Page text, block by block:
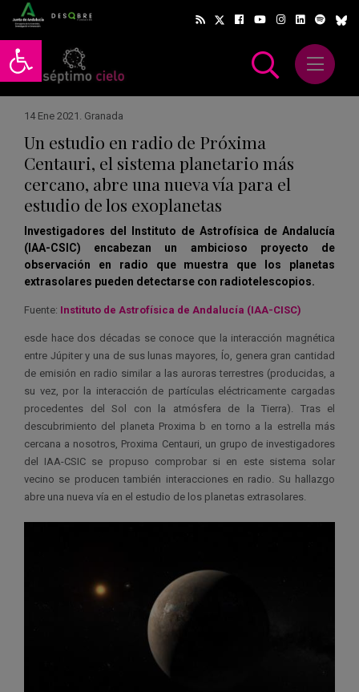
Abrir barra de herramientas
Abrir
14 Ene 2021 . Granada
Un estudio en radio de Próxima
Centauri, el sistema planetario más
cercano, abre una nueva vía para el
estudio de los exoplanetas
Investigadores del Instituto de Astrofísica de Andalucía
(IAA-CSIC) encabezan un ambicioso proyecto de
observación en radio que muestra que los planetas
extrasolares pueden detectarse con radiotelescopios.
Fuente: Instituto de Astrofísica de Andalucía (IAA-CISC)
esde hace dos décadas se conoce que la interacción magnética
entre Júpiter y una de sus lunas mayores, Ío, genera gran cantidad
de emisión en radio similar a las auroras terrestres (producidas, a
su vez, por la interacción de partículas eléctricamente cargadas
procedentes del Sol con la atmósfera de la Tierra). Tras el
descubrimiento del planeta Proxima b en torno a la estrella más
cercana a nosotros, Proxima Centauri, un grupo de investigadores
del IAA-CSIC se propuso comprobar si en este sistema solar
vecino se producen también interacciones en radio. Su hallazgo
abre una nueva vía en el estudio de los planetas extrasolares.